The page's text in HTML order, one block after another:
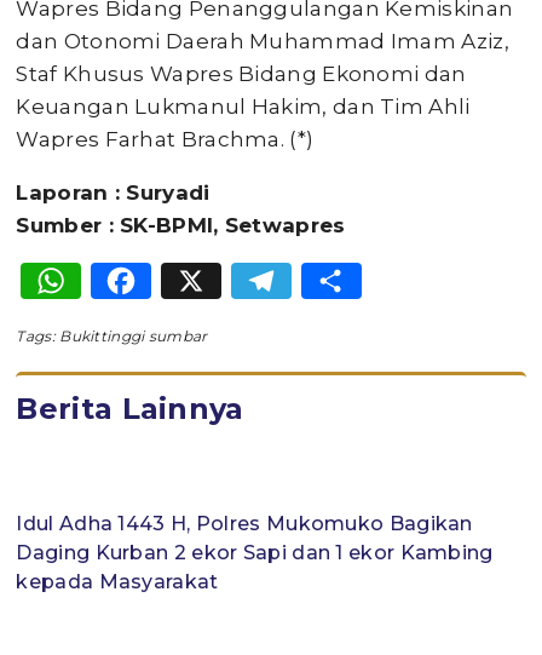
Wapres Bidang Penanggulangan Kemiskinan
dan Otonomi Daerah Muhammad Imam Aziz,
Staf Khusus Wapres Bidang Ekonomi dan
Keuangan Lukmanul Hakim, dan Tim Ahli
Wapres Farhat Brachma. (*)
Laporan : Suryadi
Sumber : SK-BPMI, Setwapres
WhatsApp
Facebook
X Telegram
Tags: Bukittinggi sumbar
Berita Lainnya
Idul Adha 1443 H, Polres Mukomuko Bagikan
Daging Kurban 2 ekor Sapi dan 1 ekor Kambing
kepada Masyarakat